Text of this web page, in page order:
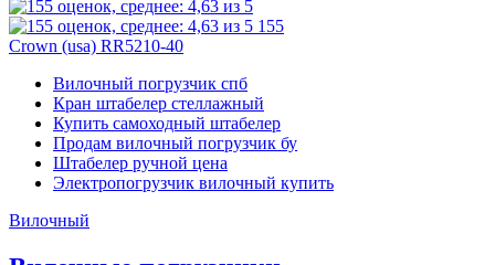
155
Crown (usa) RR5210-40
Вилочный погрузчик спб
Кран штабелер стеллажный
Купить самоходный штабелер
Продам вилочный погрузчик бу
Штабелер ручной цена
Электропогрузчик вилочный купить
Вилочный